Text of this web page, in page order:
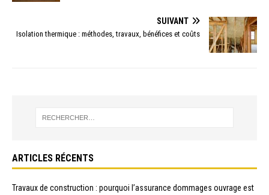
SUIVANT
Isolation thermique : méthodes, travaux, bénéfices et coûts
ARTICLES RÉCENTS
Travaux de construction : pourquoi l’assurance dommages ouvrage est